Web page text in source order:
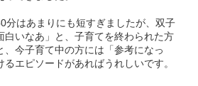
分はあまりにも短すぎましたが、双子
白いなあ」と、子育てを終わられた方
、今子育て中の方には「参考になっ
エピソードがあればうれしいです。